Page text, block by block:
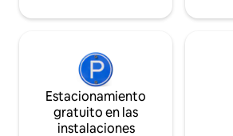
Estacionamiento
gratuito en las
instalaciones